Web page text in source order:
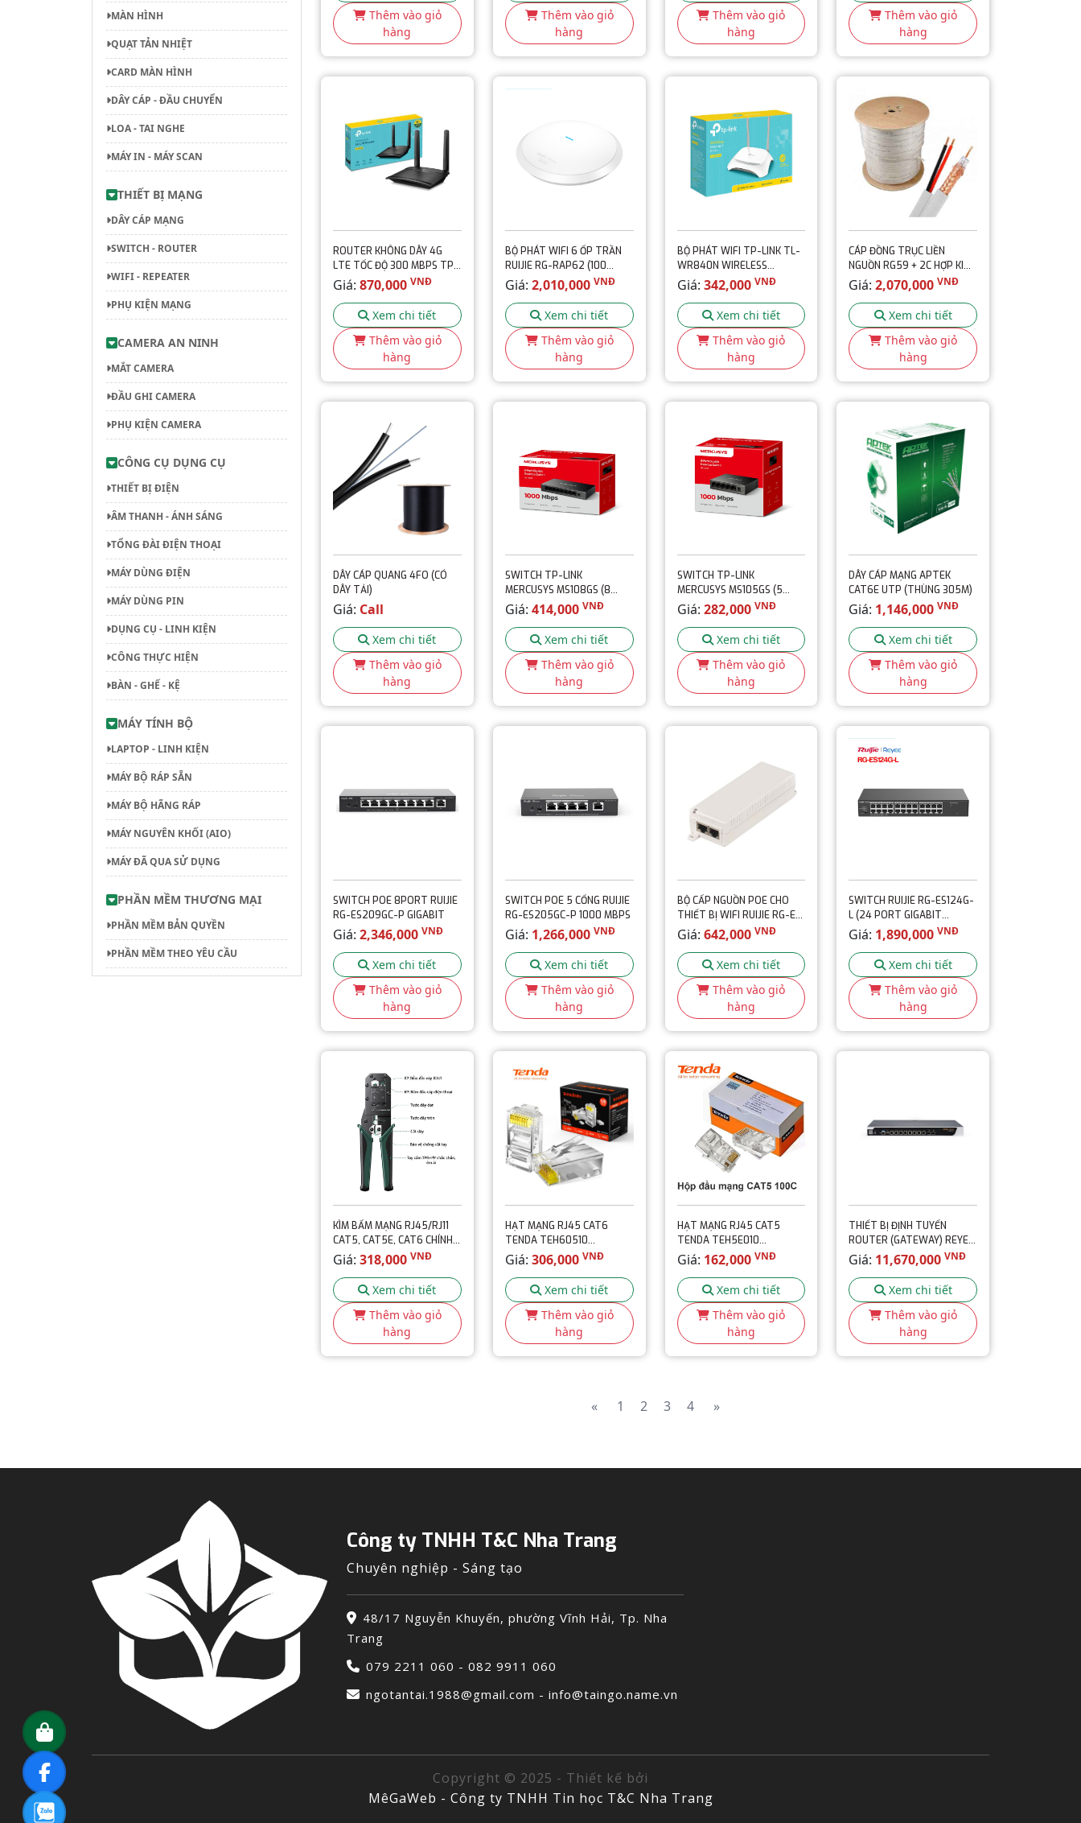
MÀN HÌNH
QUẠT TẢN NHIỆT
CARD MÀN HÌNH
DÂY CÁP - ĐẦU CHUYỂN
LOA - TAI NGHE
MÁY IN - MÁY SCAN
THIẾT BỊ MẠNG
DÂY CÁP MẠNG
SWITCH - ROUTER
WIFI - REPEATER
PHỤ KIỆN MẠNG
CAMERA AN NINH
MẮT CAMERA
ĐẦU GHI CAMERA
PHỤ KIỆN CAMERA
CÔNG CỤ DỤNG CỤ
THIẾT BỊ ĐIỆN
ÂM THANH - ÁNH SÁNG
TỔNG ĐÀI ĐIỆN THOẠI
MÁY DÙNG ĐIỆN
MÁY DÙNG PIN
DỤNG CỤ - LINH KIỆN
CÔNG THỰC HIỆN
BÀN - GHẾ - KỆ
MÁY TÍNH BỘ
LAPTOP - LINH KIỆN
MÁY BỘ RÁP SẴN
MÁY BỘ HÃNG RÁP
MÁY NGUYÊN KHỐI (AIO)
MÁY ĐÃ QUA SỬ DỤNG
PHẦN MỀM THƯƠNG MẠI
PHẦN MỀM BẢN QUYỀN
PHẦN MỀM THEO YÊU CẦU
Thêm vào giỏ
hàng
Thêm vào giỏ
hàng
Thêm vào giỏ
hàng
Thêm vào giỏ
hàng
ROUTER KHÔNG DÂY 4G
LTE TỐC ĐỘ 300 MBPS TP-
LINK TL-MR100
Giá: 870,000 VNĐ
Xem chi tiết
Thêm vào giỏ
hàng
BỘ PHÁT WIFI 6 ỐP TRẦN
RUIJIE RG-RAP62 (100
USER)
Giá: 2,010,000 VNĐ
Xem chi tiết
Thêm vào giỏ
hàng
BỘ PHÁT WIFI TP-LINK TL-
WR840N WIRELESS
N300MBPS
Giá: 342,000 VNĐ
Xem chi tiết
Thêm vào giỏ
hàng
CÁP ĐỒNG TRỤC LIỀN
NGUỒN RG59 + 2C HỢP KIM
(305M)
Giá:2,070,000VNĐ
Xem chi tiết
Thêm vào giỏ
hàng
DÂY CÁP QUANG 4FO (CÓ
DÂY TẢI)
Giá: Call
Xem chi tiết
Thêm vào giỏ
hàng
SWITCH TP-LINK
MERCUSYS MS108GS (8
PORT GIGABIT - VỎ SẮT)
Giá: 414,000 VNĐ
Xem chi tiết
Thêm vào giỏ
hàng
SWITCH TP-LINK
MERCUSYS MS105GS (5
PORT GIGABIT - VỎ SẮT)
Giá: 282,000 VNĐ
Xem chi tiết
Thêm vào giỏ
hàng
DÂY CÁP MẠNG APTEK
CAT6E UTP (THÙNG 305M)
Giá: 1,146,000VNĐ
Xem chi tiết
Thêm vào giỏ
hàng
SWITCH POE 8PORT RUIJIE
RG-ES209GC-P GIGABIT
Giá: 2,346,000 VNĐ
Xem chi tiết
Thêm vào giỏ
hàng
SWITCH POE 5 CỔNG RUIJIE
RG-ES205GC-P 1000 MBPS
Giá: 1,266,000 VNĐ
Xem chi tiết
Thêm vào giỏ
hàng
BỘ CẤP NGUỒN POE CHO
THIẾT BỊ WIFI RUIJIE RG-E-
120(GE)
Giá: 642,000 VNĐ
Xem chi tiết
Thêm vào giỏ
hàng
SWITCH RUIJIE RG-ES124G-
L (24 PORT GIGABIT
UNMANAGED - VỎ KIM LOẠI)
Giá: 1,890,000VNĐ
Xem chi tiết
Thêm vào giỏ
hàng
KÌM BẤM MẠNG RJ45/RJ11
CAT5, CAT5E, CAT6 CHÍNH
HÃNG UGREEN 70683 CAO
Giá: 318,000 VNĐ
Xem chi tiết
Thêm vào giỏ
hàng
HẠT MẠNG RJ45 CAT6
TENDA TEH60510
(100C/HỘP)
Giá: 306,000 VNĐ
Xem chi tiết
Thêm vào giỏ
hàng
HẠT MẠNG RJ45 CAT5
TENDA TEH5E010
(100C/HỘP)
Giá: 162,000 VNĐ
Xem chi tiết
Thêm vào giỏ
hàng
THIẾT BỊ ĐỊNH TUYẾN
ROUTER (GATEWAY) REYEE
RG-NBR6210-E
Giá: 11,670,000VNĐ
Xem chi tiết
Thêm vào giỏ
hàng
« 1 2 3 4 »
Công ty TNHH T&C Nha Trang
Chuyên nghiệp - Sáng tạo
48/17 Nguyễn Khuyến, phường Vĩnh Hải, Tp. Nha
Trang
079 2211 060 - 082 9911 060
ngotantai.1988@gmail.com - info@taingo.name.vn
Copyright © 2025 - Thiết kế bởi
MêGaWeb - Công ty TNHH Tin học T&C Nha Trang